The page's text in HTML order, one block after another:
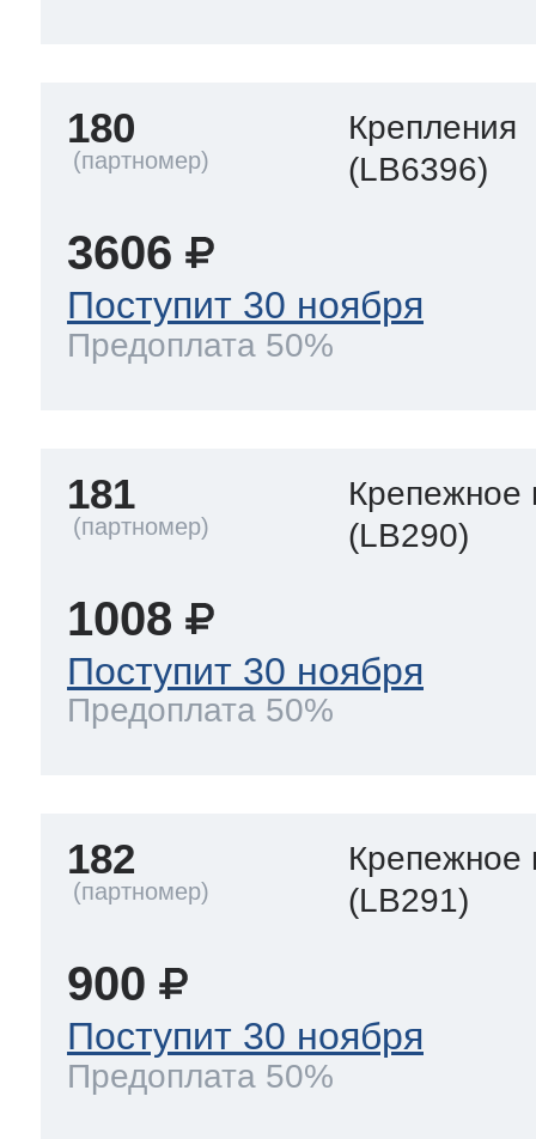
180
Крепления
(LB6396)
3606
Поступит 30 ноября
Предоплата 50%
181
Крепежное
(LB290)
1008
Поступит 30 ноября
Предоплата 50%
182
Крепежное
(LB291)
900
Поступит 30 ноября
Предоплата 50%